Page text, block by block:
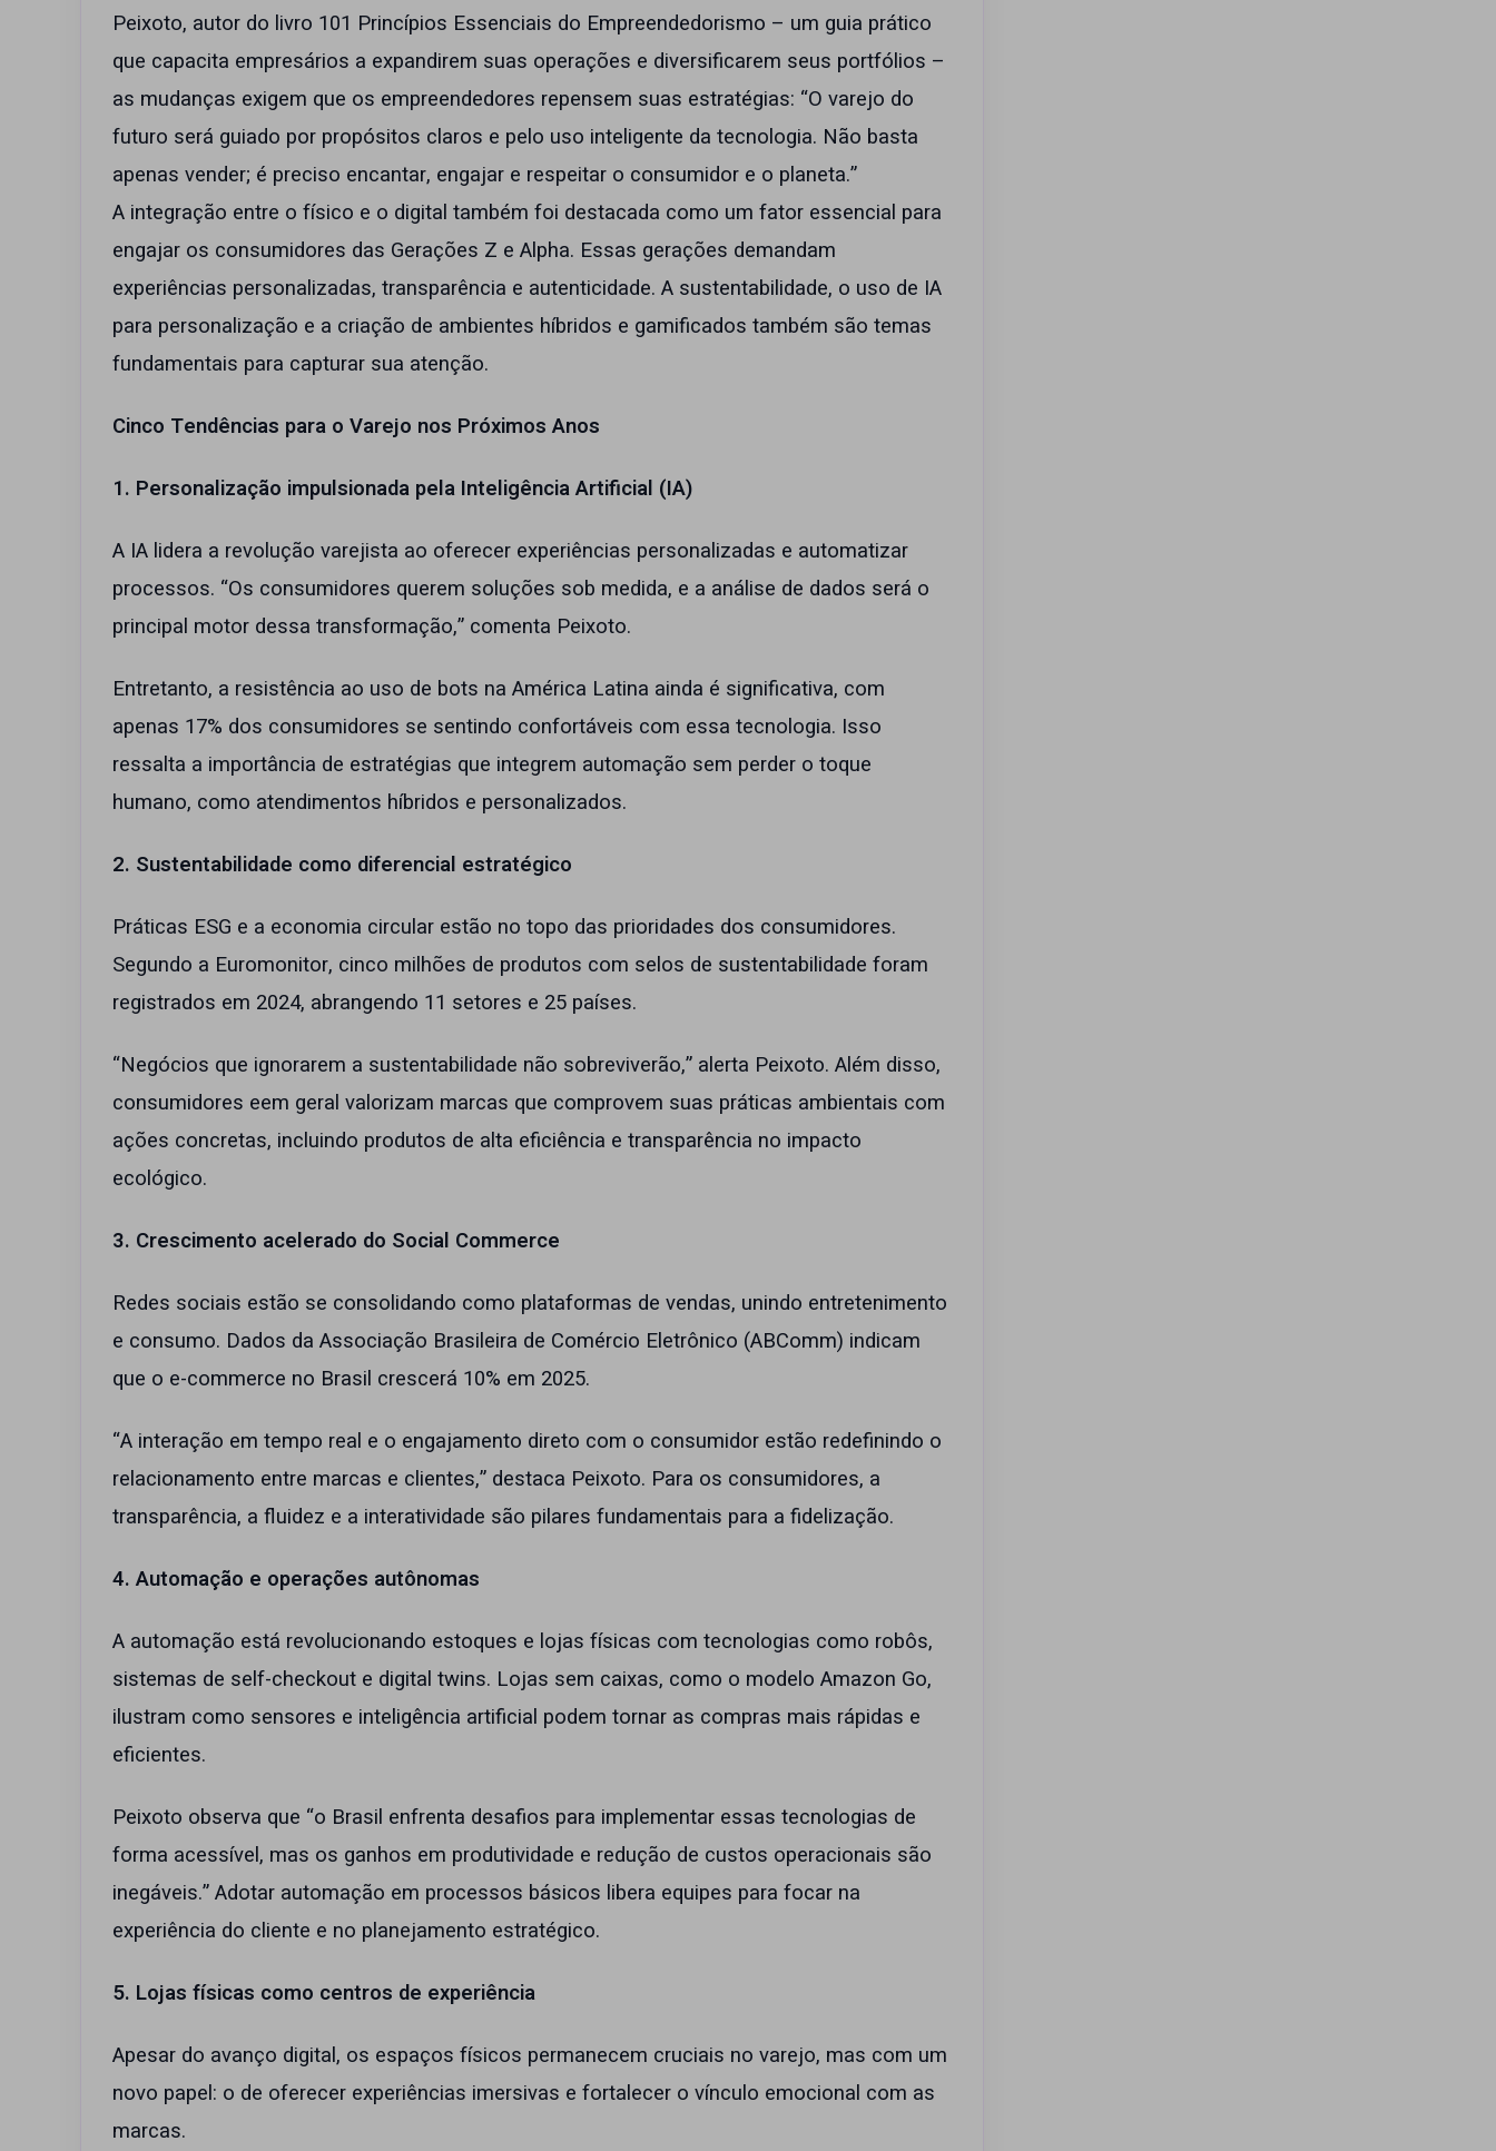
Peixoto, autor do livro 101 Princípios Essenciais do Empreendedorismo – um guia prático
que capacita empresários a expandirem suas operações e diversificarem seus portfólios –
as mudanças exigem que os empreendedores repensem suas estratégias: “O varejo do
futuro será guiado por propósitos claros e pelo uso inteligente da tecnologia. Não basta
apenas vender; é preciso encantar, engajar e respeitar o consumidor e o planeta.”
A integração entre o físico e o digital também foi destacada como um fator essencial para
engajar os consumidores das Gerações Z e Alpha. Essas gerações demandam
experiências personalizadas, transparência e autenticidade. A sustentabilidade, o uso de IA
para personalização e a criação de ambientes híbridos e gamificados também são temas
fundamentais para capturar sua atenção.
Cinco Tendências para o Varejo nos Próximos Anos
1. Personalização impulsionada pela Inteligência Artificial (IA)
A IA lidera a revolução varejista ao oferecer experiências personalizadas e automatizar
processos. “Os consumidores querem soluções sob medida, e a análise de dados será o
principal motor dessa transformação,” comenta Peixoto.
Entretanto, a resistência ao uso de bots na América Latina ainda é significativa, com
apenas 17% dos consumidores se sentindo confortáveis com essa tecnologia. Isso
ressalta a importância de estratégias que integrem automação sem perder o toque
humano, como atendimentos híbridos e personalizados.
2. Sustentabilidade como diferencial estratégico
Práticas ESG e a economia circular estão no topo das prioridades dos consumidores.
Segundo a Euromonitor, cinco milhões de produtos com selos de sustentabilidade foram
registrados em 2024, abrangendo 11 setores e 25 países.
“Negócios que ignorarem a sustentabilidade não sobreviverão,” alerta Peixoto. Além disso,
consumidores eem geral valorizam marcas que comprovem suas práticas ambientais com
ações concretas, incluindo produtos de alta eficiência e transparência no impacto
ecológico.
3. Crescimento acelerado do Social Commerce
Redes sociais estão se consolidando como plataformas de vendas, unindo entretenimento
e consumo. Dados da Associação Brasileira de Comércio Eletrônico (ABComm) indicam
que o e-commerce no Brasil crescerá 10% em 2025.
“A interação em tempo real e o engajamento direto com o consumidor estão redefinindo o
relacionamento entre marcas e clientes,” destaca Peixoto. Para os consumidores, a
transparência, a fluidez e a interatividade são pilares fundamentais para a fidelização.
4. Automação e operações autônomas
A automação está revolucionando estoques e lojas físicas com tecnologias como robôs,
sistemas de self-checkout e digital twins. Lojas sem caixas, como o modelo Amazon Go,
ilustram como sensores e inteligência artificial podem tornar as compras mais rápidas e
eficientes.
Peixoto observa que “o Brasil enfrenta desafios para implementar essas tecnologias de
forma acessível, mas os ganhos em produtividade e redução de custos operacionais são
inegáveis.” Adotar automação em processos básicos libera equipes para focar na
experiência do cliente e no planejamento estratégico.
5. Lojas físicas como centros de experiência
Apesar do avanço digital, os espaços físicos permanecem cruciais no varejo, mas com um
novo papel: o de oferecer experiências imersivas e fortalecer o vínculo emocional com as
marcas.